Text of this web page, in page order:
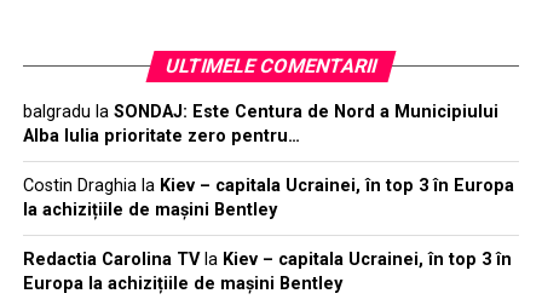
ULTIMELE COMENTARII
balgradu la SONDAJ: Este Centura de Nord a Municipiului
Alba Iulia prioritate zero pentru…
Costin Draghiala Kiev – capitala Ucrainei, în top 3 în Europa
la achizițiile de mașini Bentley
Redactia Carolina TVla Kiev – capitala Ucrainei, în top 3 în
Europa la achizițiile de mașini Bentley